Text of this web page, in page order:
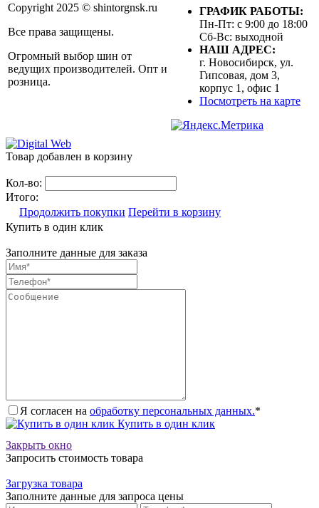
Copyright 2025 © shintorgnsk.ru
Все права защищены.
Огромный выбор шин от
ведущих производителей. Опт и
розница.
ГРАФИК РАБОТЫ:
Пн-Пт: с 9:00 до 18:00
Сб-Вс: выходной
НАШ АДРЕС:
г. Новосибирск, ул.
Гипсовая, дом 3,
корпус 1, офис 1
Посмотреть на карте
Товар добавлен в корзину
Кол-во:
Итого:
Продолжить покупки Перейти в корзину
Купить в один клик
Заполните данные для заказа
Я согласен на обработку персональных данных.*
Купить в один клик
Закрыть окно
Запросить стоимость товара
Загрузка товара
Заполните данные для запроса цены